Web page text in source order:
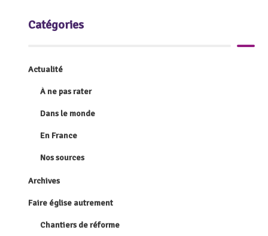
Catégories
Actualité
À ne pas rater
Dans le monde
En France
Nos sources
Archives
Faire église autrement
Chantiers de réforme